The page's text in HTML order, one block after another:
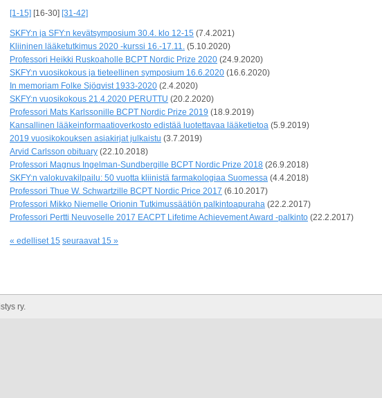
[1-15] [16-30] [31-42]
SKFY:n ja SFY:n kevätsymposium 30.4. klo 12-15 (7.4.2021)
Kliininen lääketutkimus 2020 -kurssi 16.-17.11. (5.10.2020)
Professori Heikki Ruskoaholle BCPT Nordic Prize 2020 (24.9.2020)
SKFY:n vuosikokous ja tieteellinen symposium 16.6.2020 (16.6.2020)
In memoriam Folke Sjöqvist 1933-2020 (2.4.2020)
SKFY:n vuosikokous 21.4.2020 PERUTTU (20.2.2020)
Professori Mats Karlssonille BCPT Nordic Prize 2019 (18.9.2019)
Kansallinen lääkeinformaatioverkosto edistää luotettavaa lääketietoa (5.9.2019)
2019 vuosikokouksen asiakirjat julkaistu (3.7.2019)
Arvid Carlsson obituary (22.10.2018)
Professori Magnus Ingelman-Sundbergille BCPT Nordic Prize 2018 (26.9.2018)
SKFY:n valokuvakilpailu: 50 vuotta kliinistä farmakologiaa Suomessa (4.4.2018)
Professori Thue W. Schwartzille BCPT Nordic Price 2017 (6.10.2017)
Professori Mikko Niemelle Orionin Tutkimussäätiön palkintoapuraha (22.2.2017)
Professori Pertti Neuvoselle 2017 EACPT Lifetime Achievement Award -palkinto (22.2.2017)
« edelliset 15 seuraavat 15 »
ry.